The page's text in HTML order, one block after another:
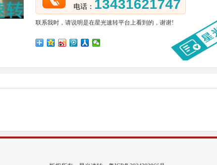
电话： 13431621747
联系我时，请说明是在星光速转平台上看到的，谢谢!